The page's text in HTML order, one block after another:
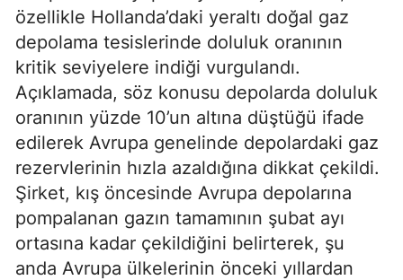
özellikle Hollanda’daki yeraltı doğal gaz
depolama tesislerinde doluluk oranının
kritik seviyelere indiği vurgulandı.
Açıklamada, söz konusu depolarda doluluk
oranının yüzde 10’un altına düştüğü ifade
edilerek Avrupa genelinde depolardaki gaz
rezervlerinin hızla azaldığına dikkat çekildi.
Şirket, kış öncesinde Avrupa depolarına
pompalanan gazın tamamının şubat ayı
ortasına kadar çekildiğini belirterek, şu
anda Avrupa ülkelerinin önceki yıllardan